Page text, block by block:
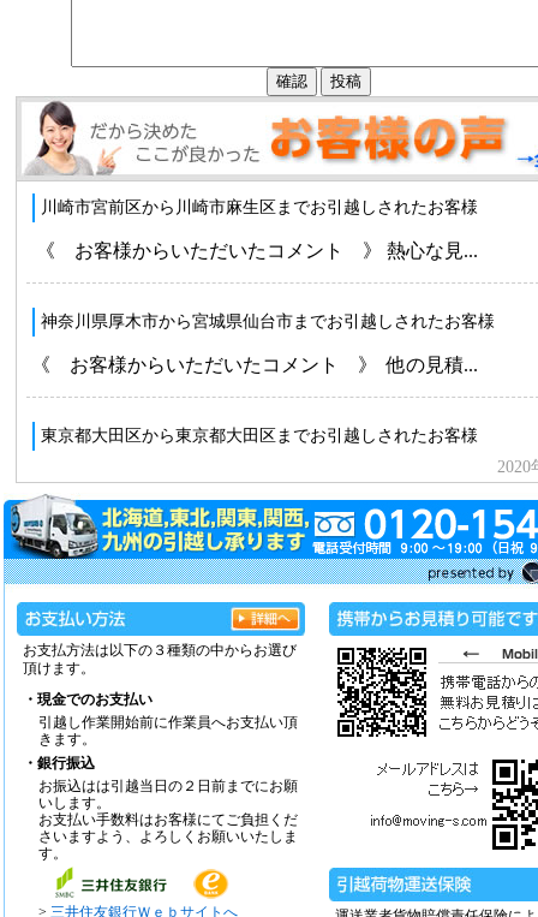
お支払方法は以下の３種類の中からお選び
頂けます。
・現金でのお支払い
引越し作業開始前に作業員へお支払い頂
きます。
・銀行振込
お振込はは引越当日の２日前までにお願
いします。
お支払い手数料はお客様にてご負担くだ
さいますよう、よろしくお願いいたしま
す。
> 三井住友銀行Ｗｅｂサイトへ